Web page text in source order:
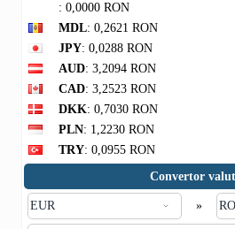
: 0,0000 RON
MDL: 0,2621 RON
JPY: 0,0288 RON
AUD: 3,2094 RON
CAD: 3,2523 RON
DKK: 0,7030 RON
PLN: 1,2230 RON
TRY: 0,0955 RON
Convertor
»